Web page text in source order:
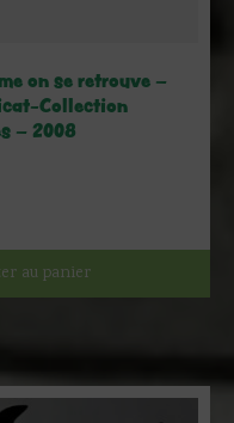
on se retrouve –
Collection
– 2008
au panier